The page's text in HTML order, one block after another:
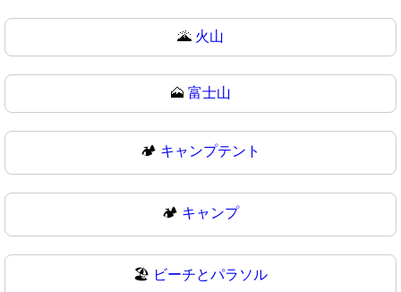
🌋 火山
🗻 富士山
🏕️ キャンプテント
🏕 キャンプ
🏖️ ビーチとパラソル